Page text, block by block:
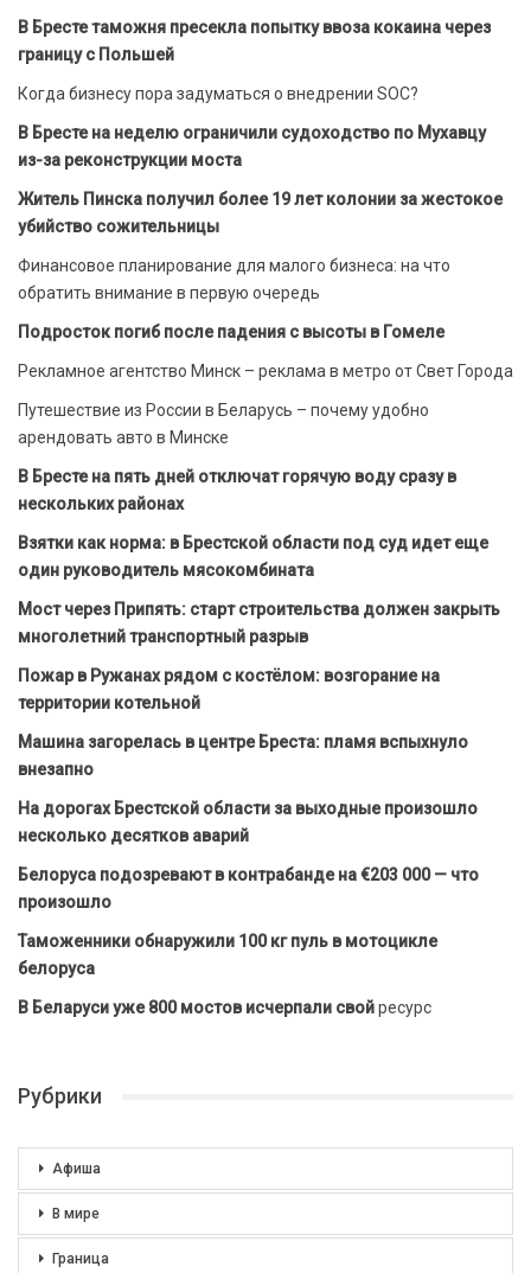
В Бресте таможня пресекла попытку ввоза кокаина через
границу с Польшей
Когда бизнесу пора задуматься о внедрении SOC?
В Бресте на неделю ограничили судоходство по Мухавцу
из-за реконструкции моста
Житель Пинска получил более 19 лет колонии за жестокое
убийство сожительницы
Финансовое планирование для малого бизнеса: на что
обратить внимание в первую очередь
Подросток погиб после падения с высоты в Гомеле
Рекламное агентство Минск – реклама в метро от Свет Города
Путешествие из России в Беларусь – почему удобно
арендовать авто в Минске
В Бресте на пять дней отключат горячую воду сразу в
нескольких районах
Взятки как норма: в Брестской области под суд идет еще
один руководитель мясокомбината
Мост через Припять: старт строительства должен закрыть
многолетний транспортный разрыв
Пожар в Ружанах рядом с костёлом: возгорание на
территории котельной
Машина загорелась в центре Бреста: пламя вспыхнуло
внезапно
На дорогах Брестской области за выходные произошло
несколько десятков аварий
Белоруса подозревают в контрабанде на €203 000 — что
произошло
Таможенники обнаружили 100 кг пуль в мотоцикле
белоруса
В Беларуси уже 800 мостов исчерпали свойресурс
Рубрики
Афиша
В мире
Граница